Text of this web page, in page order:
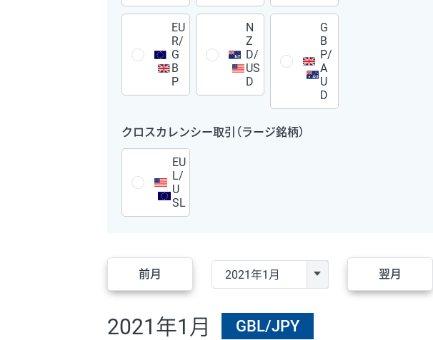
EU
R/
G
B
P
N
Z
D/
US
D
G
B
P/
A
U
D
クロスカレンシー取引（ラージ銘柄）
EU
L/
U
SL
前月 翌月
2021年1月 GBL/JPY